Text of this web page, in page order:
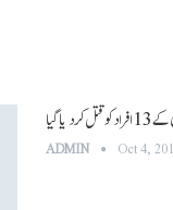
ADMIN Oct 4,